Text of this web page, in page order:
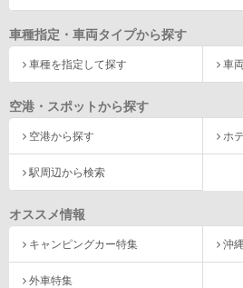
車種指定・車両タイプから探す
車種を指定して探す 車
空港・スポットから探す
空港から探す ホ
駅周辺から検索
オススメ情報
キャンピングカー特集 沖
外車特集